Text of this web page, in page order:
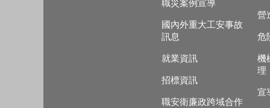
職災案例宣導
國內外重大工安事故
訊息
就業資訊
招標資訊
職安衛廉政跨域合作
營
危
機
理
宣